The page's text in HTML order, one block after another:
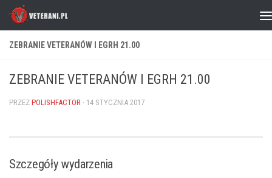
Skip to content
ZEBRANIE VETERANÓW I EGRH 21.00
ZEBRANIE VETERANÓW I EGRH 21.00
PRZEZ POLISHFACTOR · 14 STYCZNIA 2017
Szczegóły wydarzenia